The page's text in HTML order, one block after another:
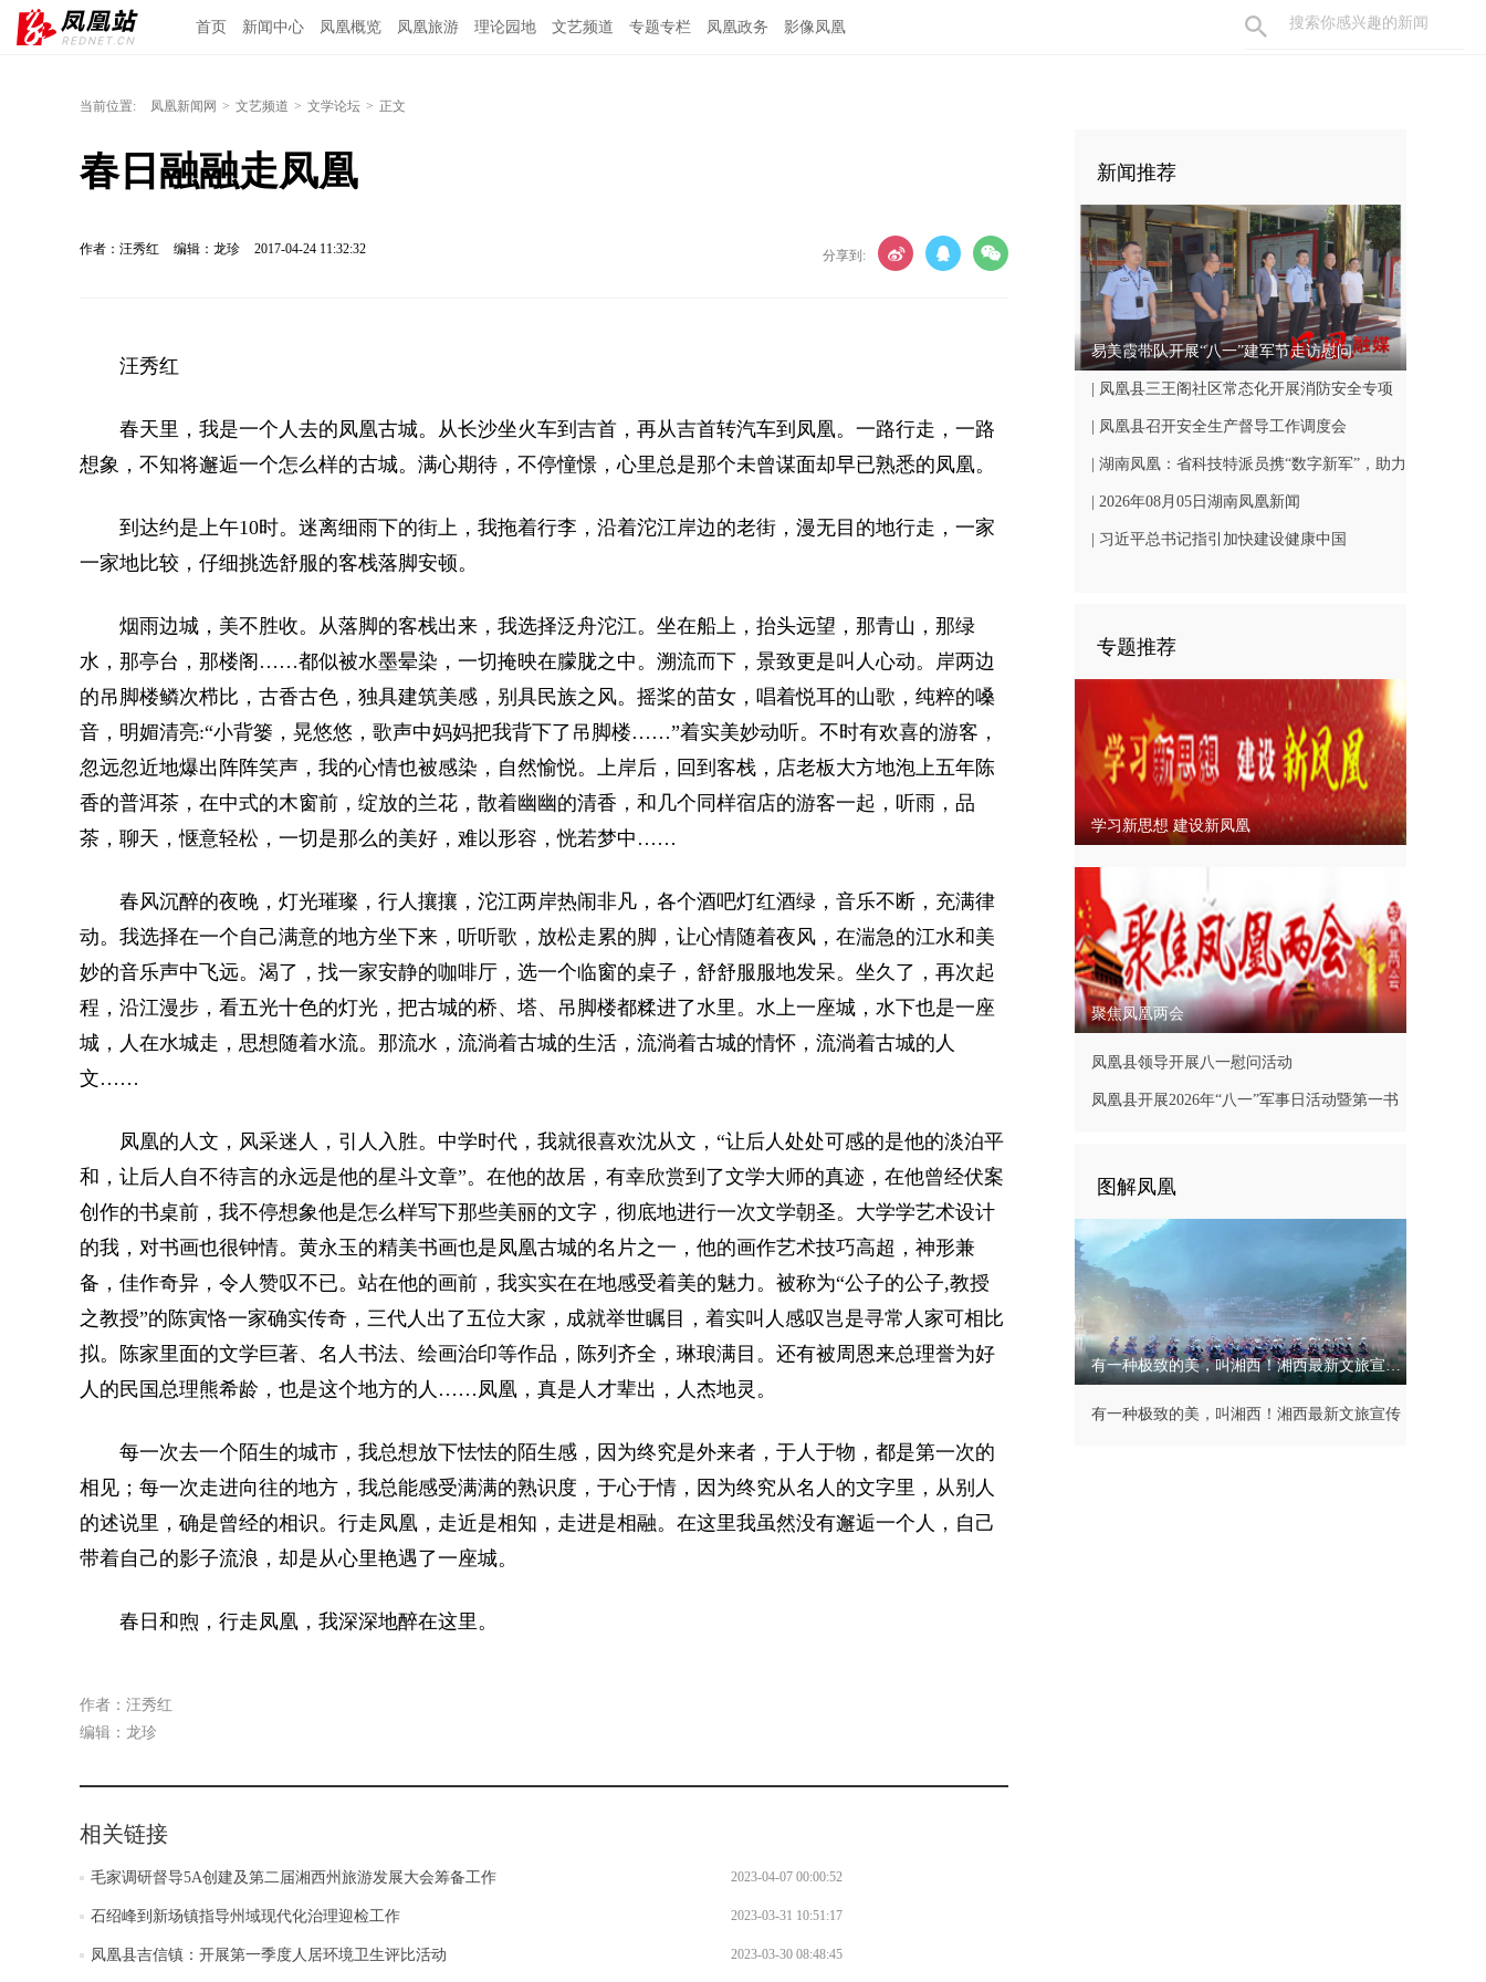
首页 新闻中心 凤凰概览 凤凰旅游 理论园地 文艺频道 专题专栏 凤凰政务 影像凤凰
当前位置: 凤凰新闻网 > 文艺频道 > 文学论坛 > 正文
春日融融走凤凰
作者：汪秀红 编辑：龙珍 2017-04-24 11:32:32 分享到:
汪秀红
春天里，我是一个人去的凤凰古城。从长沙坐火车到吉首，再从吉首转汽车到凤凰。一路行走，一路
想象，不知将邂逅一个怎么样的古城。满心期待，不停憧憬，心里总是那个未曾谋面却早已熟悉的凤凰。
到达约是上午10时。迷离细雨下的街上，我拖着行李，沿着沱江岸边的老街，漫无目的地行走，一家
一家地比较，仔细挑选舒服的客栈落脚安顿。
烟雨边城，美不胜收。从落脚的客栈出来，我选择泛舟沱江。坐在船上，抬头远望，那青山，那绿
水，那亭台，那楼阁……都似被水墨晕染，一切掩映在朦胧之中。溯流而下，景致更是叫人心动。岸两边
的吊脚楼鳞次栉比，古香古色，独具建筑美感，别具民族之风。摇桨的苗女，唱着悦耳的山歌，纯粹的嗓
音，明媚清亮:“小背篓，晃悠悠，歌声中妈妈把我背下了吊脚楼……”着实美妙动听。不时有欢喜的游客，
忽远忽近地爆出阵阵笑声，我的心情也被感染，自然愉悦。上岸后，回到客栈，店老板大方地泡上五年陈
香的普洱茶，在中式的木窗前，绽放的兰花，散着幽幽的清香，和几个同样宿店的游客一起，听雨，品
茶，聊天，惬意轻松，一切是那么的美好，难以形容，恍若梦中……
春风沉醉的夜晚，灯光璀璨，行人攘攘，沱江两岸热闹非凡，各个酒吧灯红酒绿，音乐不断，充满律
动。我选择在一个自己满意的地方坐下来，听听歌，放松走累的脚，让心情随着夜风，在湍急的江水和美
妙的音乐声中飞远。渴了，找一家安静的咖啡厅，选一个临窗的桌子，舒舒服服地发呆。坐久了，再次起
程，沿江漫步，看五光十色的灯光，把古城的桥、塔、吊脚楼都糅进了水里。水上一座城，水下也是一座
城，人在水城走，思想随着水流。那流水，流淌着古城的生活，流淌着古城的情怀，流淌着古城的人
文……
凤凰的人文，风采迷人，引人入胜。中学时代，我就很喜欢沈从文，“让后人处处可感的是他的淡泊平
和，让后人自不待言的永远是他的星斗文章”。在他的故居，有幸欣赏到了文学大师的真迹，在他曾经伏案
创作的书桌前，我不停想象他是怎么样写下那些美丽的文字，彻底地进行一次文学朝圣。大学学艺术设计
的我，对书画也很钟情。黄永玉的精美书画也是凤凰古城的名片之一，他的画作艺术技巧高超，神形兼
备，佳作奇异，令人赞叹不已。站在他的画前，我实实在在地感受着美的魅力。被称为“公子的公子,教授
之教授”的陈寅恪一家确实传奇，三代人出了五位大家，成就举世瞩目，着实叫人感叹岂是寻常人家可相比
拟。陈家里面的文学巨著、名人书法、绘画治印等作品，陈列齐全，琳琅满目。还有被周恩来总理誉为好
人的民国总理熊希龄，也是这个地方的人……凤凰，真是人才辈出，人杰地灵。
每一次去一个陌生的城市，我总想放下怯怯的陌生感，因为终究是外来者，于人于物，都是第一次的
相见；每一次走进向往的地方，我总能感受满满的熟识度，于心于情，因为终究从名人的文字里，从别人
的述说里，确是曾经的相识。行走凤凰，走近是相知，走进是相融。在这里我虽然没有邂逅一个人，自己
带着自己的影子流浪，却是从心里艳遇了一座城。
春日和煦，行走凤凰，我深深地醉在这里。
作者：汪秀红
编辑：龙珍
相关链接
毛家调研督导5A创建及第二届湘西州旅游发展大会筹备工作 2023-04-07 00:00:52
石绍峰到新场镇指导州域现代化治理迎检工作 2023-03-31 10:51:17
凤凰县吉信镇：开展第一季度人居环境卫生评比活动 2023-03-30 08:48:45
新闻推荐
易美霞带队开展“八一”建军节走访慰问
| 凤凰县三王阁社区常态化开展消防安全专项
巡查工作
| 凤凰县召开安全生产督导工作调度会
| 湖南凤凰：省科技特派员携“数字新军”，助力
凤凰文旅发展
| 2026年08月05日湖南凤凰新闻
| 习近平总书记指引加快建设健康中国
专题推荐
学习新思想 建设新凤凰
聚焦凤凰两会
凤凰县领导开展八一慰问活动
凤凰县开展2026年“八一”军事日活动暨第一书
图解凤凰
有一种极致的美，叫湘西！湘西最新文旅宣传片
有一种极致的美，叫湘西！湘西最新文旅宣传